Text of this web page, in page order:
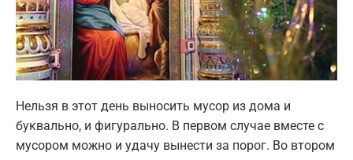
Нельзя в этот день выносить мусор из дома и
буквально, и фигурально. В первом случае вместе с
мусором можно и удачу вынести за порог. Во втором